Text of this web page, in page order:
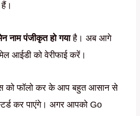
नाम पंजीकृत हो गयाहै। अब आगे
आईडी को वेरीफाई करें।
को फॉलो कर के आप बहुत आसान से
कर पाएंगे। अगर आपको Go